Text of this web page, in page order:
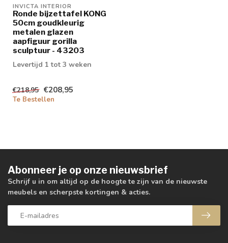
INVICTA INTERIOR
Ronde bijzettafel KONG
50cm goudkleurig
metalen glazen
aapfiguur gorilla
sculptuur - 43203
Levertijd 1 tot 3 weken
€218,95 €208,95
Te Bestellen
Abonneer je op onze nieuwsbrief
Schrijf u in om altijd op de hoogte te zijn van de nieuwste
meubels en scherpste kortingen & acties.